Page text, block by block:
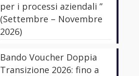
per i processi aziendali ”
(Settembre – Novembre
2026)
Bando Voucher Doppia
Transizione 2026: fino a